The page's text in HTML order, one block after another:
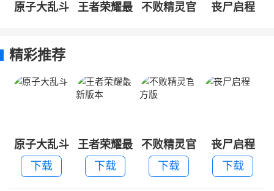
原子大乱斗
王者荣耀最
不败精灵官
丧尸启程
精彩推荐
原子大乱斗
下载
王者荣耀最
新版本
下载
不败精灵官
方版
下载
丧尸启程
下载